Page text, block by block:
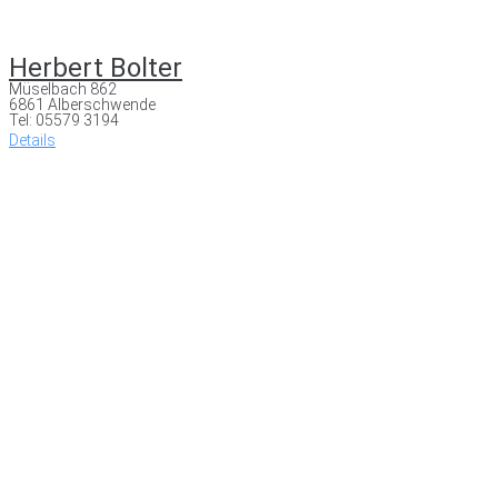
Herbert Bolter
Müselbach 862
6861 Alberschwende
Tel: 05579 3194
Details